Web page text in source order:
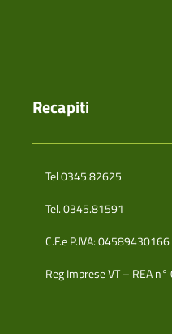
Recapiti
Tel 0345.82625
Tel. 0345.81591
C.F.e P.IVA: 04589430166
Reg Imprese VT – REA